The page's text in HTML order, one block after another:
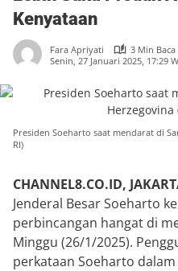
Kenyataan
Fara Apriyati
3 Min Baca
Senin, 27 Januari 2025, 17:29
Presiden Soeharto saat mendarat di
RI)
CHANNEL8.CO.ID,
Jenderal Besar Soeharto
perbincangan hangat di
Minggu (26/1/2025).
perkataan Soeharto